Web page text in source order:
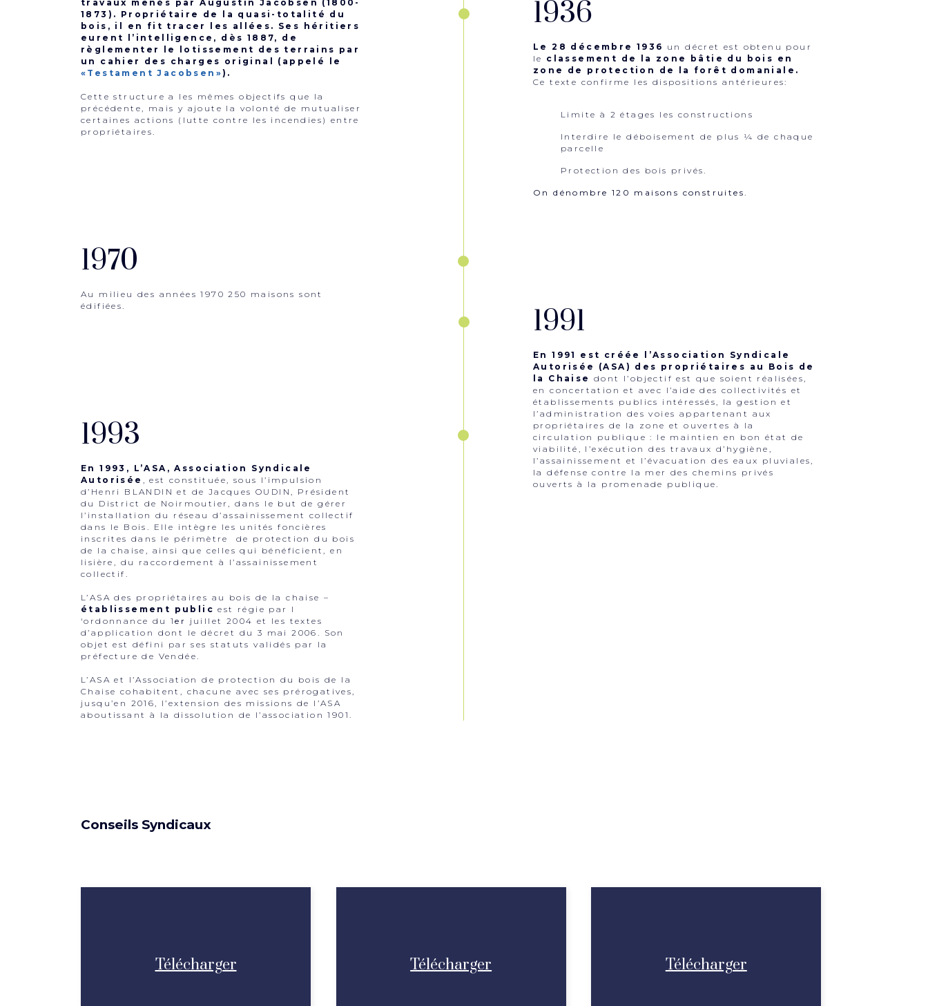
travaux menés par Augustin Jacobsen (1800-
1873). Propriétaire de la quasi-totalité du
bois, il en fit tracer les allées. Ses héritiers
eurent l’intelligence, dès 1887, de
règlementer le lotissement des terrains par
un cahier des charges original (appelé le
«Testament Jacobsen»).
Cette structure a les mêmes objectifs que la
précédente, mais y ajoute la volonté de mutualiser
certaines actions (lutte contre les incendies) entre
propriétaires.
1936
Le 28 décembre 1936 un décret est obtenu pour
le classement de la zone bâtie du bois en
zone de protection de la forêt domaniale.
Ce texte confirme les dispositions antérieures:
Limite à 2 étages les constructions
Interdire le déboisement de plus ¼ de chaque
parcelle
Protection des bois privés.
On dénombre 120 maisons construites.
1970
Au milieu des années 1970 250 maisons sont
édifiées.
1991
En 1991 est créée l’Association Syndicale
Autorisée (ASA) des propriétaires au Bois de
la Chaisedont l’objectif est que soient réalisées,
en concertation et avec l’aide des collectivités et
établissements publics intéressés, la gestion et
l’administration des voies appartenant aux
propriétaires de la zone et ouvertes à la
circulation publique : le maintien en bon état de
viabilité, l’exécution des travaux d’hygiène,
l’assainissement et l’évacuation des eaux pluviales,
la défense contre la mer des chemins privés
ouverts à la promenade publique.
1993
En 1993, L’ASA, Association Syndicale
Autorisée , est constituée, sous l’impulsion
d’Henri BLANDIN et de Jacques OUDIN, Président
du District de Noirmoutier, dans le but de gérer
l’installation du réseau d’assainissement collectif
dans le Bois. Elle intègre les unités foncières
inscrites dans le périmètre de protection du bois
de la chaise, ainsi que celles qui bénéficient, en
lisière, du raccordement à l’assainissement
collectif.
L’ASA des propriétaires au bois de la chaise –
établissement public est régie par l
‘ordonnance du 1er juillet 2004 et les textes
d’application dont le décret du 3 mai 2006. Son
objet est défini par ses statuts validés par la
préfecture de Vendée.
L’ASA et l’Association de protection du bois de la
Chaise cohabitent, chacune avec ses prérogatives,
jusqu’en 2016, l’extension des missions de l’ASA
aboutissant à la dissolution de l’association 1901.
Conseils Syndicaux
Télécharger Télécharger Télécharger